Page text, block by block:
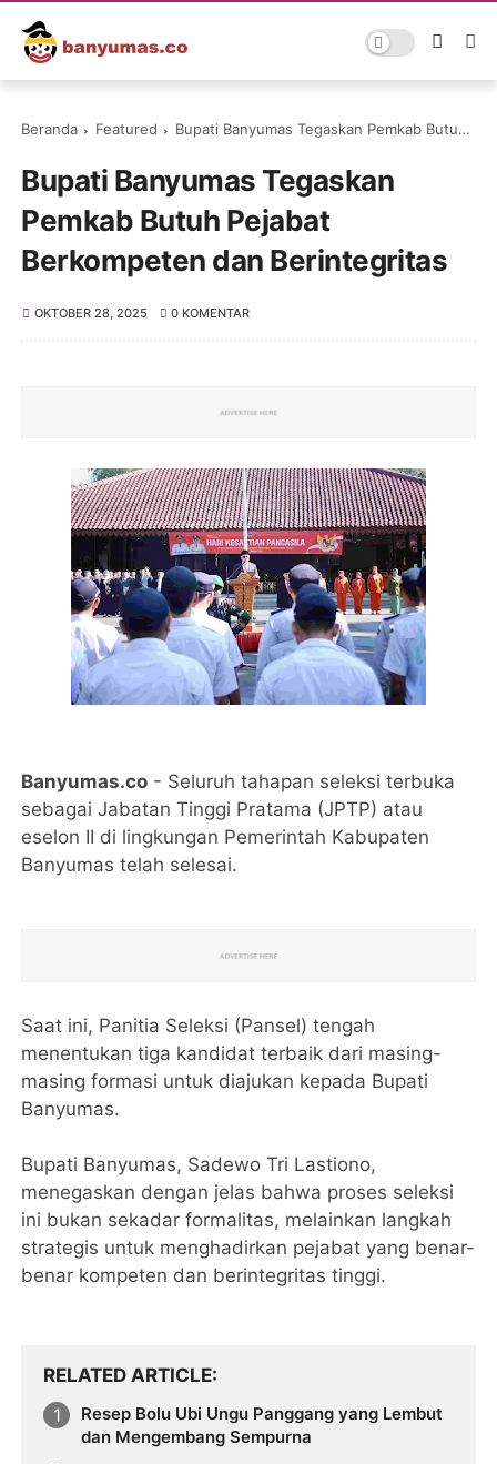
Beranda Featured Bupati Banyumas Tegaskan Pemkab Butuh Pejabat Berkompeten dan Berintegritas
Bupati Banyumas Tegaskan
Pemkab Butuh Pejabat
Berkompeten dan Berintegritas
OKTOBER 28, 2025 0 KOMENTAR
Banyumas.co - Seluruh tahapan seleksi terbuka
sebagai Jabatan Tinggi Pratama (JPTP) atau
eselon II di lingkungan Pemerintah Kabupaten
Banyumas telah selesai.
Saat ini, Panitia Seleksi (Pansel) tengah
menentukan tiga kandidat terbaik dari masing-
masing formasi untuk diajukan kepada Bupati
Banyumas.
Bupati Banyumas, Sadewo Tri Lastiono,
menegaskan dengan jelas bahwa proses seleksi
ini bukan sekadar formalitas, melainkan langkah
strategis untuk menghadirkan pejabat yang benar-
benar kompeten dan berintegritas tinggi.
RELATED ARTICLE
Resep Bolu Ubi Ungu Panggang yang Lembut
dan Mengembang Sempurna